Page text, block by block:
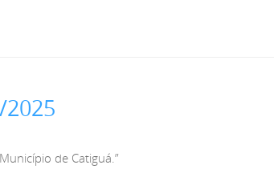
de Catiguá.”